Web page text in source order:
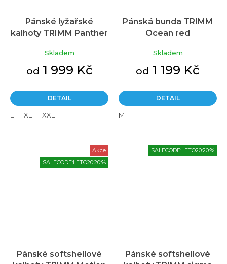
Pánské lyžařské
kalhoty TRIMM Panther
Skladem
od 1 999 Kč
DETAIL
L XL XXL
Pánská bunda TRIMM
Ocean red
Skladem
od 1 199 Kč
DETAIL
M
Akce
SALECODE:LETO20:20:%
Pánské softshellové
SALECODE:LETO20:20:%
Pánské softshellové